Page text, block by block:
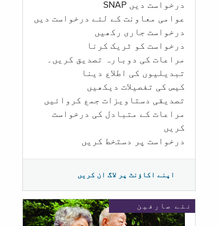
درخواست دیں SNAP
عوامی معاونت کے لئے درخواست دیں
درخواست جاری رکھیں
درخواست کو ٹریک کرنا
مراعات کی دوبارہ تصدیق کریں۔
تبدیلیوں کی اطلاع دینا
کیس کی تفصیلات دیکھیں
تصدیقی دستاویزات جمع کروائیں
مراعات کے متبادل کی درخواست
کریں
درخواست پر دستخط کریں
اپنے اکاؤنٹ پر لاگ ان کریں
نئے صارفین